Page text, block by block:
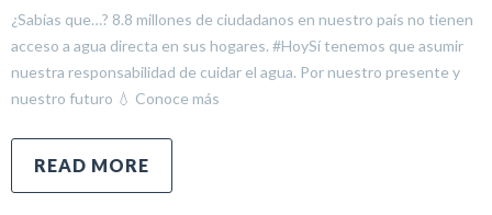
¿Sabías que…? 8.8 millones de ciudadanos en nuestro país no tienen
acceso a agua directa en sus hogares. #HoySí tenemos que asumir
nuestra responsabilidad de cuidar el agua. Por nuestro presente y
nuestro futuro 💧 Conoce más
READ MORE